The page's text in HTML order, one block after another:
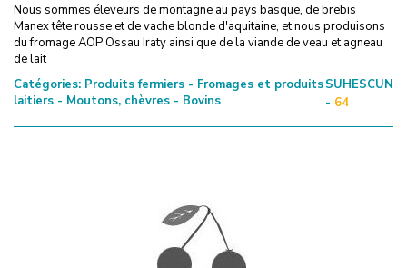
Nous sommes éleveurs de montagne au pays basque, de brebis
Manex tête rousse et de vache blonde d'aquitaine, et nous produisons
du fromage AOP Ossau Iraty ainsi que de la viande de veau et agneau
de lait
Catégories: Produits fermiers - Fromages et produits
laitiers - Moutons, chèvres - Bovins
SUHESCUN
- 64